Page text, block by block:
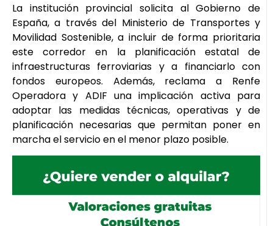
La institución provincial solicita al Gobierno de
España, a través del Ministerio de Transportes y
Movilidad Sostenible, a incluir de forma prioritaria
este corredor en la planificación estatal de
infraestructuras ferroviarias y a financiarlo con
fondos europeos. Además, reclama a Renfe
Operadora y ADIF una implicación activa para
adoptar las medidas técnicas, operativas y de
planificación necesarias que permitan poner en
marcha el servicio en el menor plazo posible.